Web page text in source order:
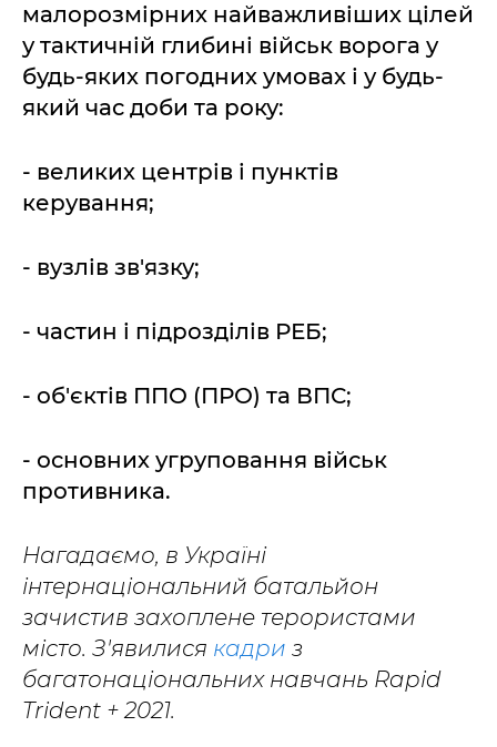
малорозмірних найважливіших цілей
у тактичній глибині військ ворога у
будь-яких погодних умовах і у будь-
який час доби та року:
- великих центрів і пунктів
керування;
- вузлів зв'язку;
- частин і підрозділів РЕБ;
- об'єктів ППО (ПРО) та ВПС;
- основних угруповання військ
противника.
Нагадаємо, в Україні
інтернаціональний батальйон
зачистив захоплене терористами
місто. З'явилися кадри з
багатонаціональних навчань Rapid
Trident + 2021.